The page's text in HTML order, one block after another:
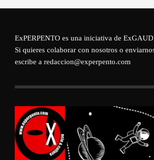
ExPERPENTO es una iniciativa de
Si quieres colaborar con nosotros o
escribe a redaccion@experpento.com